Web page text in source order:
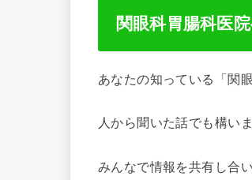
関眼科胃腸科医
あなたの知っている「関
人から聞いた話でも構いま
みんなで情報を共有し合